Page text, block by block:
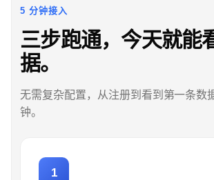
5 分钟接入
三步跑通，今天就能
据。
无需复杂配置，从注册到看到第一条数
钟。
1